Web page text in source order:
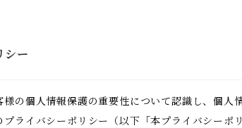
シー
様の個人情報保護の重要性について認識し、個
ライバシーポリシー（以下「本プライバシーポ